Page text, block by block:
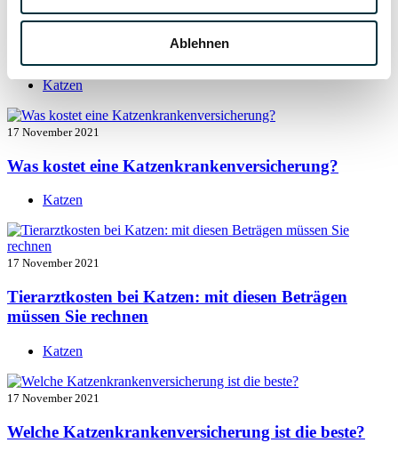
Ablehnen
17 November 2021
Katzenversicherung mit Kastration
Katzen
17 November 2021
Was kostet eine Katzenkrankenversicherung?
Katzen
17 November 2021
Tierarztkosten bei Katzen: mit diesen Beträgen
müssen Sie rechnen
Katzen
17 November 2021
Welche Katzenkrankenversicherung ist die beste?